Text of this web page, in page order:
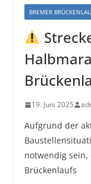
BREMER
19. Juni 2025
Aufgrund der
notwendig
Brückenlaufs